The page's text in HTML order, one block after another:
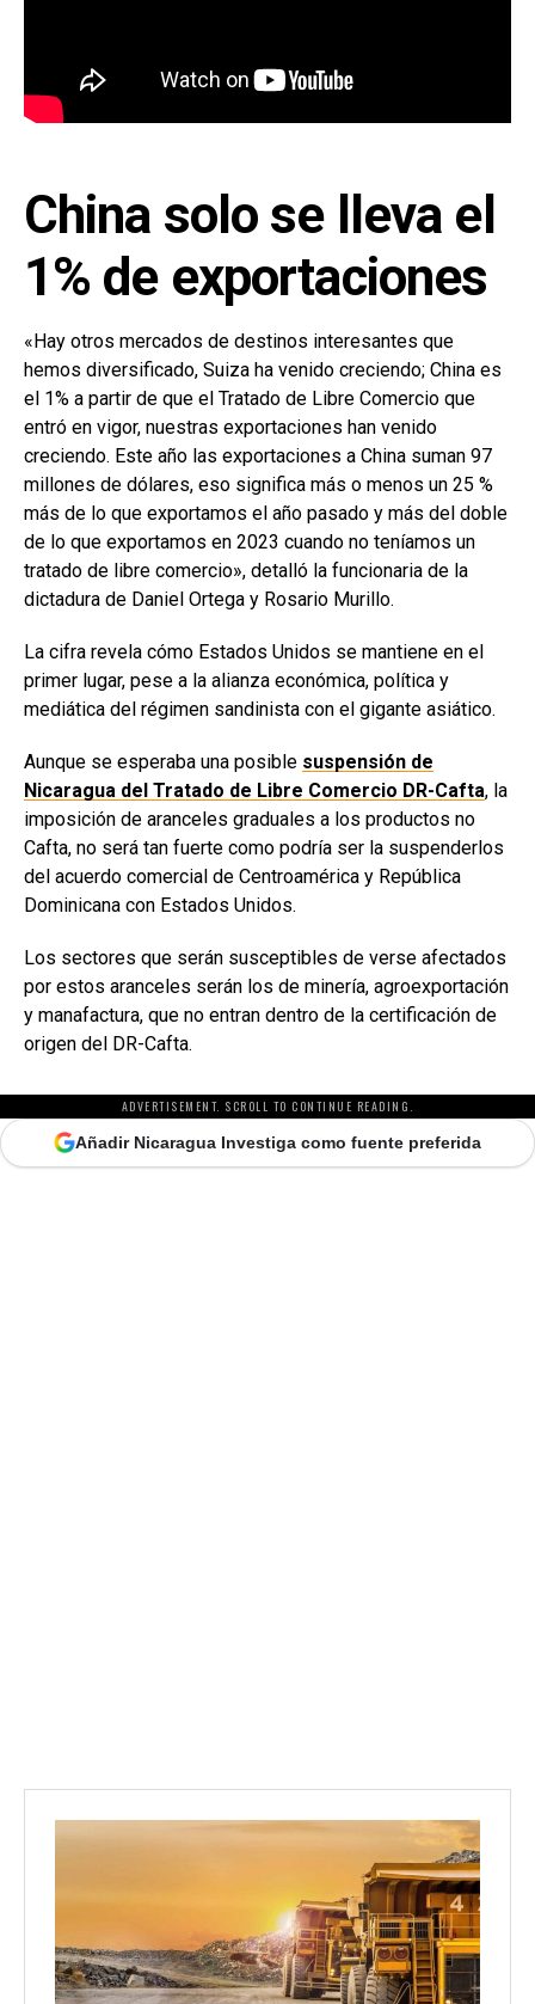
China solo se lleva el
1% de exportaciones
«Hay otros mercados de destinos interesantes que
hemos diversificado, Suiza ha venido creciendo; China es
el 1% a partir de que el Tratado de Libre Comercio que
entró en vigor, nuestras exportaciones han venido
creciendo. Este año las exportaciones a China suman 97
millones de dólares, eso significa más o menos un 25 %
más de lo que exportamos el año pasado y más del doble
de lo que exportamos en 2023 cuando no teníamos un
tratado de libre comercio», detalló la funcionaria de la
dictadura de Daniel Ortega y Rosario Murillo.
La cifra revela cómo Estados Unidos se mantiene en el
primer lugar, pese a la alianza económica, política y
mediática del régimen sandinista con el gigante asiático.
Aunque se esperaba una posible suspensión de
Nicaragua del Tratado de Libre Comercio DR-Cafta, la
imposición de aranceles graduales a los productos no
Cafta, no será tan fuerte como podría ser la suspenderlos
del acuerdo comercial de Centroamérica y República
Dominicana con Estados Unidos.
Los sectores que serán susceptibles de verse afectados
por estos aranceles serán los de minería, agroexportación
y manafactura, que no entran dentro de la certificación de
origen del DR-Cafta.
ADVERTISEMENT. SCROLL TO CONTINUE READING.
Añadir Nicaragua Investiga como fuente preferida